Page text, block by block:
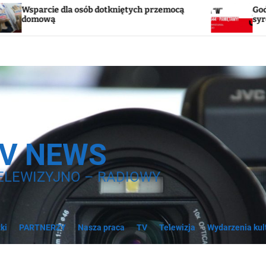
Godzina „W”. W sobotę w Tucholi zawyją
NEWS
– RADIOWY
PARTNERZY Nasza praca TV Telewizja Wydarzenia